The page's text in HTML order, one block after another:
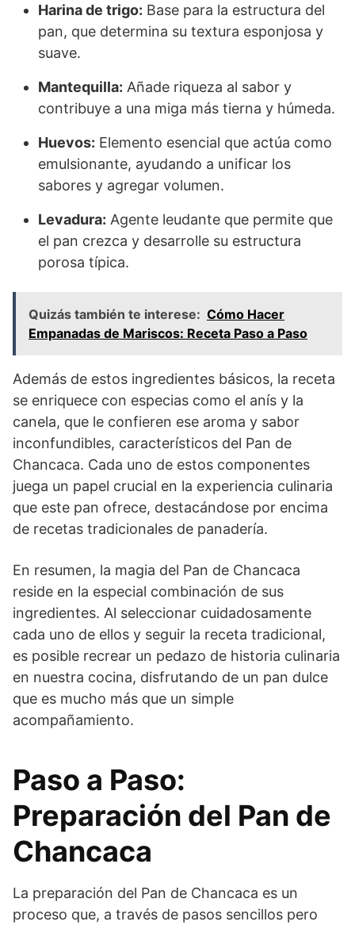
Harina de trigo: Base para la estructura del
pan, que determina su textura esponjosa y
suave.
Mantequilla: Añade riqueza al sabor y
contribuye a una miga más tierna y húmeda.
Huevos: Elemento esencial que actúa como
emulsionante, ayudando a unificar los
sabores y agregar volumen.
Levadura: Agente leudante que permite que
el pan crezca y desarrolle su estructura
porosa típica.
Quizás también te interese: Cómo Hacer
Empanadas de Mariscos: Receta Paso a Paso
Además de estos ingredientes básicos, la receta
se enriquece con especias como el anís y la
canela, que le confieren ese aroma y sabor
inconfundibles, característicos del Pan de
Chancaca. Cada uno de estos componentes
juega un papel crucial en la experiencia culinaria
que este pan ofrece, destacándose por encima
de recetas tradicionales de panadería.
En resumen, la magia del Pan de Chancaca
reside en la especial combinación de sus
ingredientes. Al seleccionar cuidadosamente
cada uno de ellos y seguir la receta tradicional,
es posible recrear un pedazo de historia culinaria
en nuestra cocina, disfrutando de un pan dulce
que es mucho más que un simple
acompañamiento.
Paso a Paso:
Preparación del Pan de
Chancaca
La preparación del Pan de Chancaca es un
proceso que, a través de pasos sencillos pero